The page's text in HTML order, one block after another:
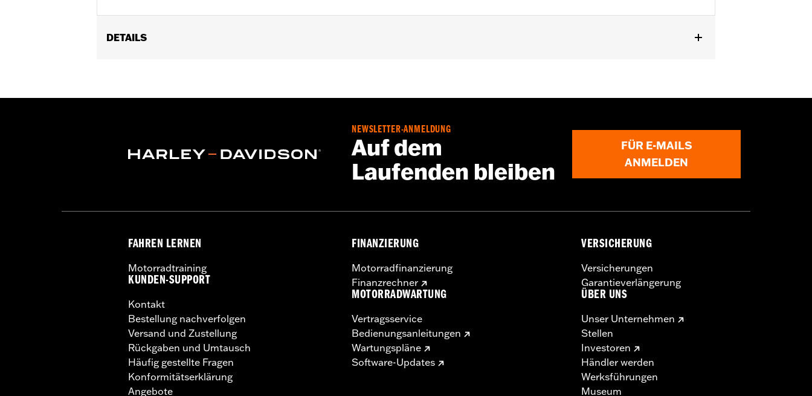
DETAILS
Montagekit. Erfordert das separat erhältliche Tour-Pak Schloss-Set P/N 90300030. FLHXSE und FLTRXSE ab ’23, FLHX, FLTRX und
abnehmbaren Befestigungsteile für die Umrüstung P/N 54000383 erworben werden. Für FLTRXSTSE Modelle ab '25 müssen
zusätzlich die abnehmbaren Befestigungsteile für die Umrüstung P/N 54000337 erworben werden. Limited Fahrzeuge ’26 werden
Chopped Tour-Pak nicht nutzen.
Länge:21.6 Inches
GARANTIE:1 Jahr beschränkte Garantie – Alle Details dazu aufwww.h-d.com/warranty
NEWSLETTER-ANMELDUNG
Auf dem
Laufenden bleiben
FÜR E-MAILS
ANMELDEN
FAHREN LERNEN
Motorradtraining
KUNDEN-SUPPORT
Kontakt
Bestellung nachverfolgen
Versand und Zustellung
Rückgaben und Umtausch
Häufig gestellte Fragen
Konformitätserklärung
Angebote
FINANZIERUNG
Motorradfinanzierung
Finanzrechner
MOTORRADWARTUNG
Vertragsservice
Bedienungsanleitungen
Wartungspläne
Software-Updates
VERSICHERUNG
Versicherungen
Garantieverlängerung
ÜBER UNS
Unser Unternehmen
Stellen
Investoren
Händler werden
Werksführungen
Museum